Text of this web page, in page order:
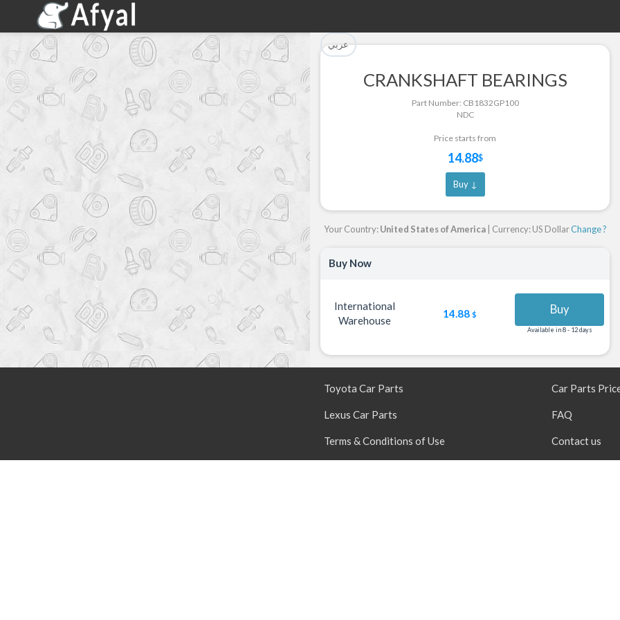
عربي
CRANKSHAFT BEARINGS
Part Number: CB1832GP100
NDC
Price starts from
14.88$
Buy ↓
Your Country:United States of America| Currency: US DollarChange ?
Buy Now
International
Warehouse
14.88 $ Buy
Available in 8 - 12 days
Part Successfully Selected
Part Added to Cart
Toyota Car Parts
Lexus Car Parts
Terms & Conditions of Use
Car Parts
FAQ
Contact us